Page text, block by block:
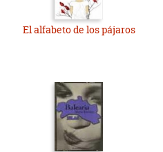
El alfabeto de los pájaros